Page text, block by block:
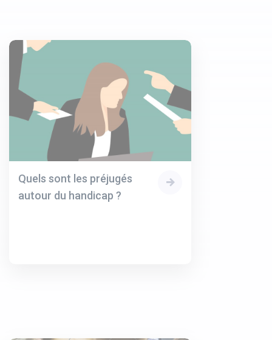
Quels sont les préjugés
autour du handicap ?